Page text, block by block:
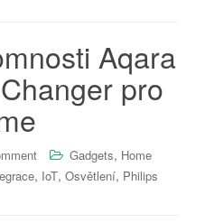
g
Aqara
pro
Gadgets, Home
, IoT, Osvětlení, Philips